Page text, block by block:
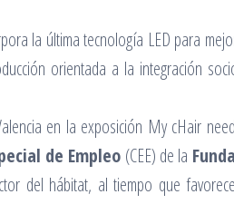
la última tecnología LED para
orientada a la integración
en la exposición My cHair
de Empleo (CEE) de la
del hábitat, al tiempo que